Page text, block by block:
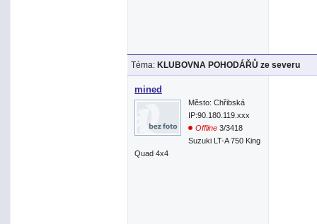
Téma: KLUBOVNA POHODÁŘŮ ze severu
mined
Město: Chřibská
IP:90.180.119.xxx
Offline 3/3418
Suzuki LT-A 750 King
Quad 4x4